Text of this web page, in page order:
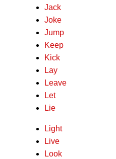
Jack
Joke
Jump
Keep
Kick
Lay
Leave
Let
Lie
Light
Live
Look